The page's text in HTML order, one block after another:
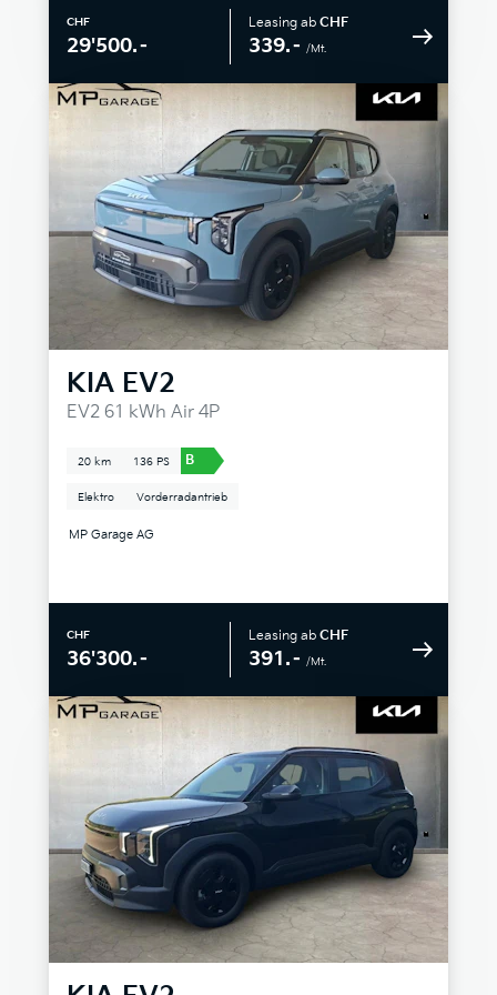
CHF
29'500.–
Leasing ab CHF
339.– /Mt.
KIA EV2
EV2 61 kWh Air 4P
20 km 136 PS B
Elektro Vorderradantrieb
MP Garage AG
CHF
36'300.–
Leasing ab CHF
391.– /Mt.